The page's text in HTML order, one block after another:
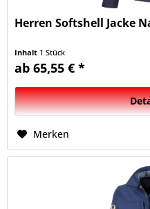
Herren Softshell Jacke
Inhalt 1 Stück
ab 65,55 € *
Merken